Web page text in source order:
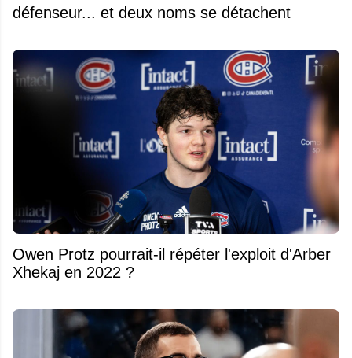
défenseur... et deux noms se détachent
Owen Protz pourrait-il répéter l'exploit d'Arber
Xhekaj en 2022 ?